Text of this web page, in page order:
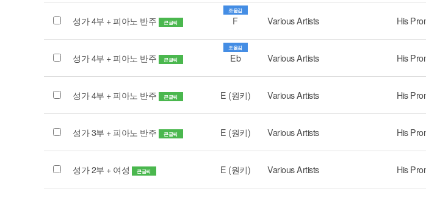
성가 4부 + 피아노 반주 큰글씨
조옮김
F Various Artists
성가 4부 + 피아노 반주 큰글씨
조옮김
Eb Various Artists
성가 4부 + 피아노 반주 큰글씨 E (원키) Various Artists
성가 3부 + 피아노 반주 큰글씨 E (원키) Various Artists
성가 2부 + 여성 큰글씨 E (원키) Various Artists